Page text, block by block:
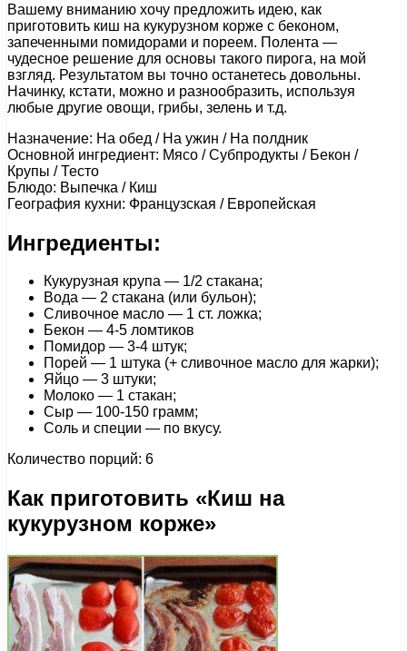
Вашему вниманию хочу предложить идею, как
приготовить киш на кукурузном корже с беконом,
запеченными помидорами и пореем. Полента —
чудесное решение для основы такого пирога, на мой
взгляд. Результатом вы точно останетесь довольны.
Начинку, кстати, можно и разнообразить, используя
любые другие овощи, грибы, зелень и т.д.
Назначение: На обед / На ужин / На полдник
Основной ингредиент: Мясо / Субпродукты / Бекон /
Крупы / Тесто
Блюдо: Выпечка / Киш
География кухни: Французская / Европейская
Ингредиенты:
Кукурузная крупа — 1/2 стакана;
Вода — 2 стакана (или бульон);
Сливочное масло — 1 ст. ложка;
Бекон — 4-5 ломтиков
Помидор — 3-4 штук;
Порей — 1 штука (+ сливочное масло для жарки);
Яйцо — 3 штуки;
Молоко — 1 стакан;
Сыр — 100-150 грамм;
Соль и специи — по вкусу.
Количество порций: 6
Как приготовить «Киш на
кукурузном корже»